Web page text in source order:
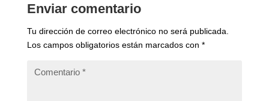
Enviar comentario
Tu dirección de correo electrónico no será publicada.
Los campos obligatorios están marcados con *